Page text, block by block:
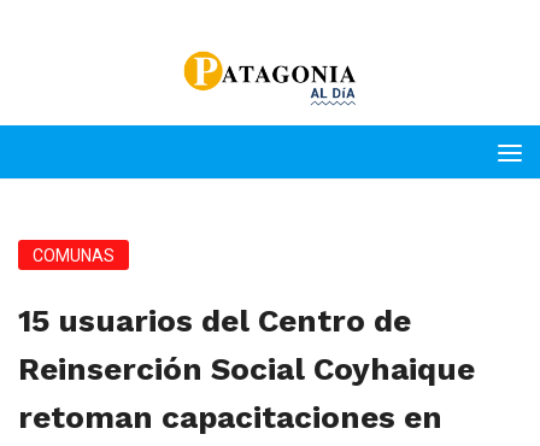
COMUNAS
15 usuarios del Centro de
Reinserción Social Coyhaique
retoman capacitaciones en